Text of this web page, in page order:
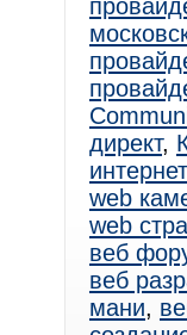
директ,
web
web
веб
веб
мани,